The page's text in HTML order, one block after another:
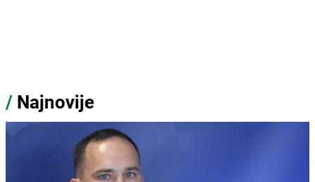
/ Najnovije